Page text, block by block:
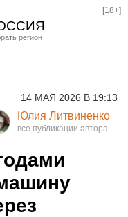
[18+]
14 МАЯ 2026 В 19:13
Юлия Литвиненко